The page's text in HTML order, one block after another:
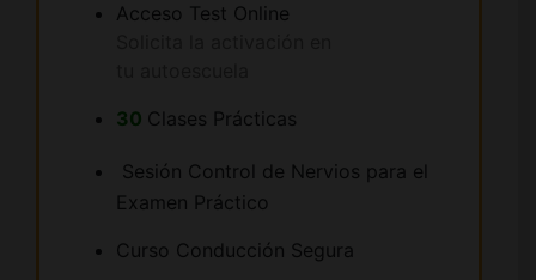
Acceso Test Online
30 Clases Prácticas
Sesión Control de Nervios para el
Examen Práctico
Curso Conducción Segura